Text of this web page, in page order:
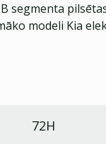
segmenta
modeli Kia
72H